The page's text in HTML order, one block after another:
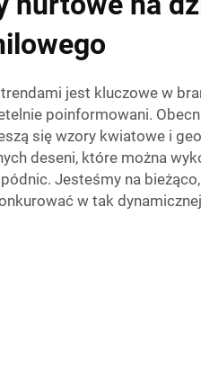
jest kluczowe w
poinformowani.
się wzory kwiatowe i
deseni, które można
Jesteśmy na
w tak